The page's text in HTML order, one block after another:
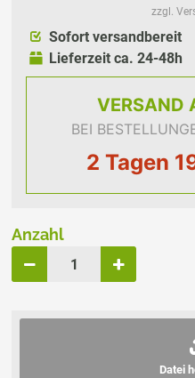
zzgl.
Sofort versandbereit
Lieferzeit ca. 24-48h
VERSAND
BEI
2 Tagen
Anzahl
Datei